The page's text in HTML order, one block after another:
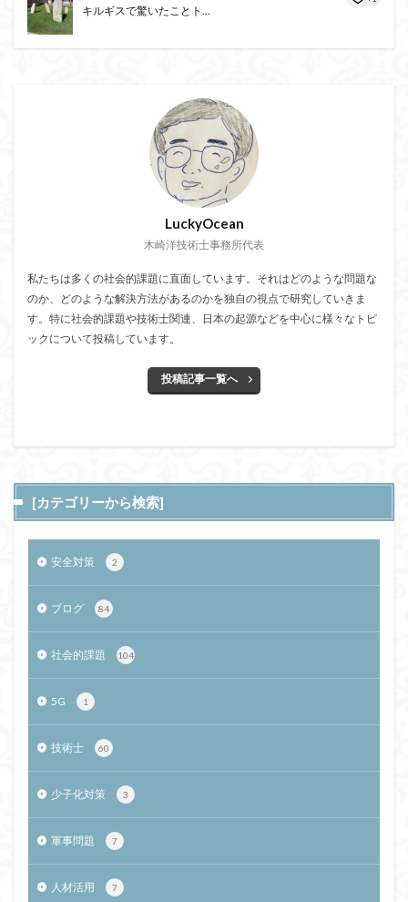
キルギスで驚いたことト...
LuckyOcean
木崎洋技術士事務所代表
私たちは多くの社会的課題に直面しています。それはどのような問題な
のか、どのような解決方法があるのかを独自の視点で研究していきま
す。特に社会的課題や技術士関連、日本の起源などを中心に様々なトピ
ックについて投稿しています。
投稿記事一覧へ
[カテゴリーから検索]
安全対策 2
ブログ 84
社会的課題 104
5G 1
技術士 60
少子化対策 3
軍事問題 7
人材活用 7